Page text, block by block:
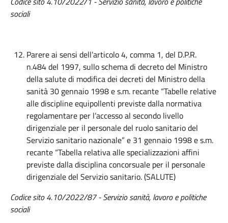
sociali
Parere ai sensi dell’articolo 4, comma 1, del D.P.R.
n.484 del 1997, sullo schema di decreto del Ministro
della salute di modifica dei decreti del Ministro della
sanità 30 gennaio 1998 e s.m. recante “Tabelle relative
alle discipline equipollenti previste dalla normativa
regolamentare per l’accesso al secondo livello
dirigenziale per il personale del ruolo sanitario del
Servizio sanitario nazionale” e 31 gennaio 1998 e s.m.
recante “Tabella relativa alle specializzazioni affini
previste dalla disciplina concorsuale per il personale
dirigenziale del Servizio sanitario. (SALUTE)
Codicesito 4.10/2022/87-Servizio sanità, lavoro e politiche
sociali